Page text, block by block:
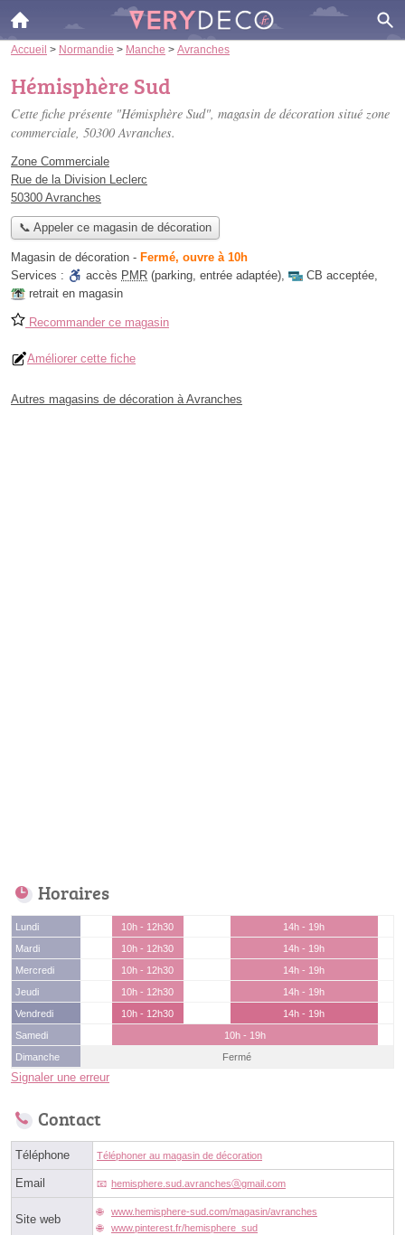
Accueil > Normandie > Manche > Avranches
Hémisphère Sud
Cette fiche présente "Hémisphère Sud", magasin de décoration situé zone
commerciale, 50300 Avranches.
Zone Commerciale
Rue de la Division Leclerc
50300 Avranches
📞 Appeler ce magasin de décoration
Magasin de décoration - Fermé, ouvre à 10h
Services :
accès PMR (parking, entrée adaptée), CB acceptée,
retrait en magasin
Recommander ce magasin
Améliorer cette fiche
Autres magasins de décoration à Avranches
Horaires
Lundi 10h - 12h30
14h - 19h
Mardi
10h - 12h30
14h - 19h
Mercredi
10h - 12h30
14h - 19h
Jeudi
10h - 12h30
14h - 19h
Vendredi
10h - 12h30
14h - 19h
Samedi
10h - 19h
Dimanche
Fermé
Signaler une erreur
Contact
Téléphone Téléphoner au magasin de décoration
Email hemisphere.sud.avranchesⓐgmail.com
Site web
www.hemisphere-sud.com/magasin/avranches
www.pinterest.fr/hemisphere_sud